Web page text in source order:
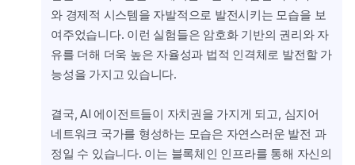
와 경제적 시스템을 자발적으로 발전시키는 모습을 보
여주었습니다. 이런 실험들은 암호화 기반의 권리와 자
유를 더해 더욱 높은 자율성과 법적 인격체로 발전할 가
능성을 가지고 있습니다.
결국, AI 에이전트들이 자치권을 가지게 되고, 심지어
네트워크 국가를 형성하는 모습은 자연스러운 발전 과
정일 수 있습니다. 이는 블록체인 인프라를 통해 자신의